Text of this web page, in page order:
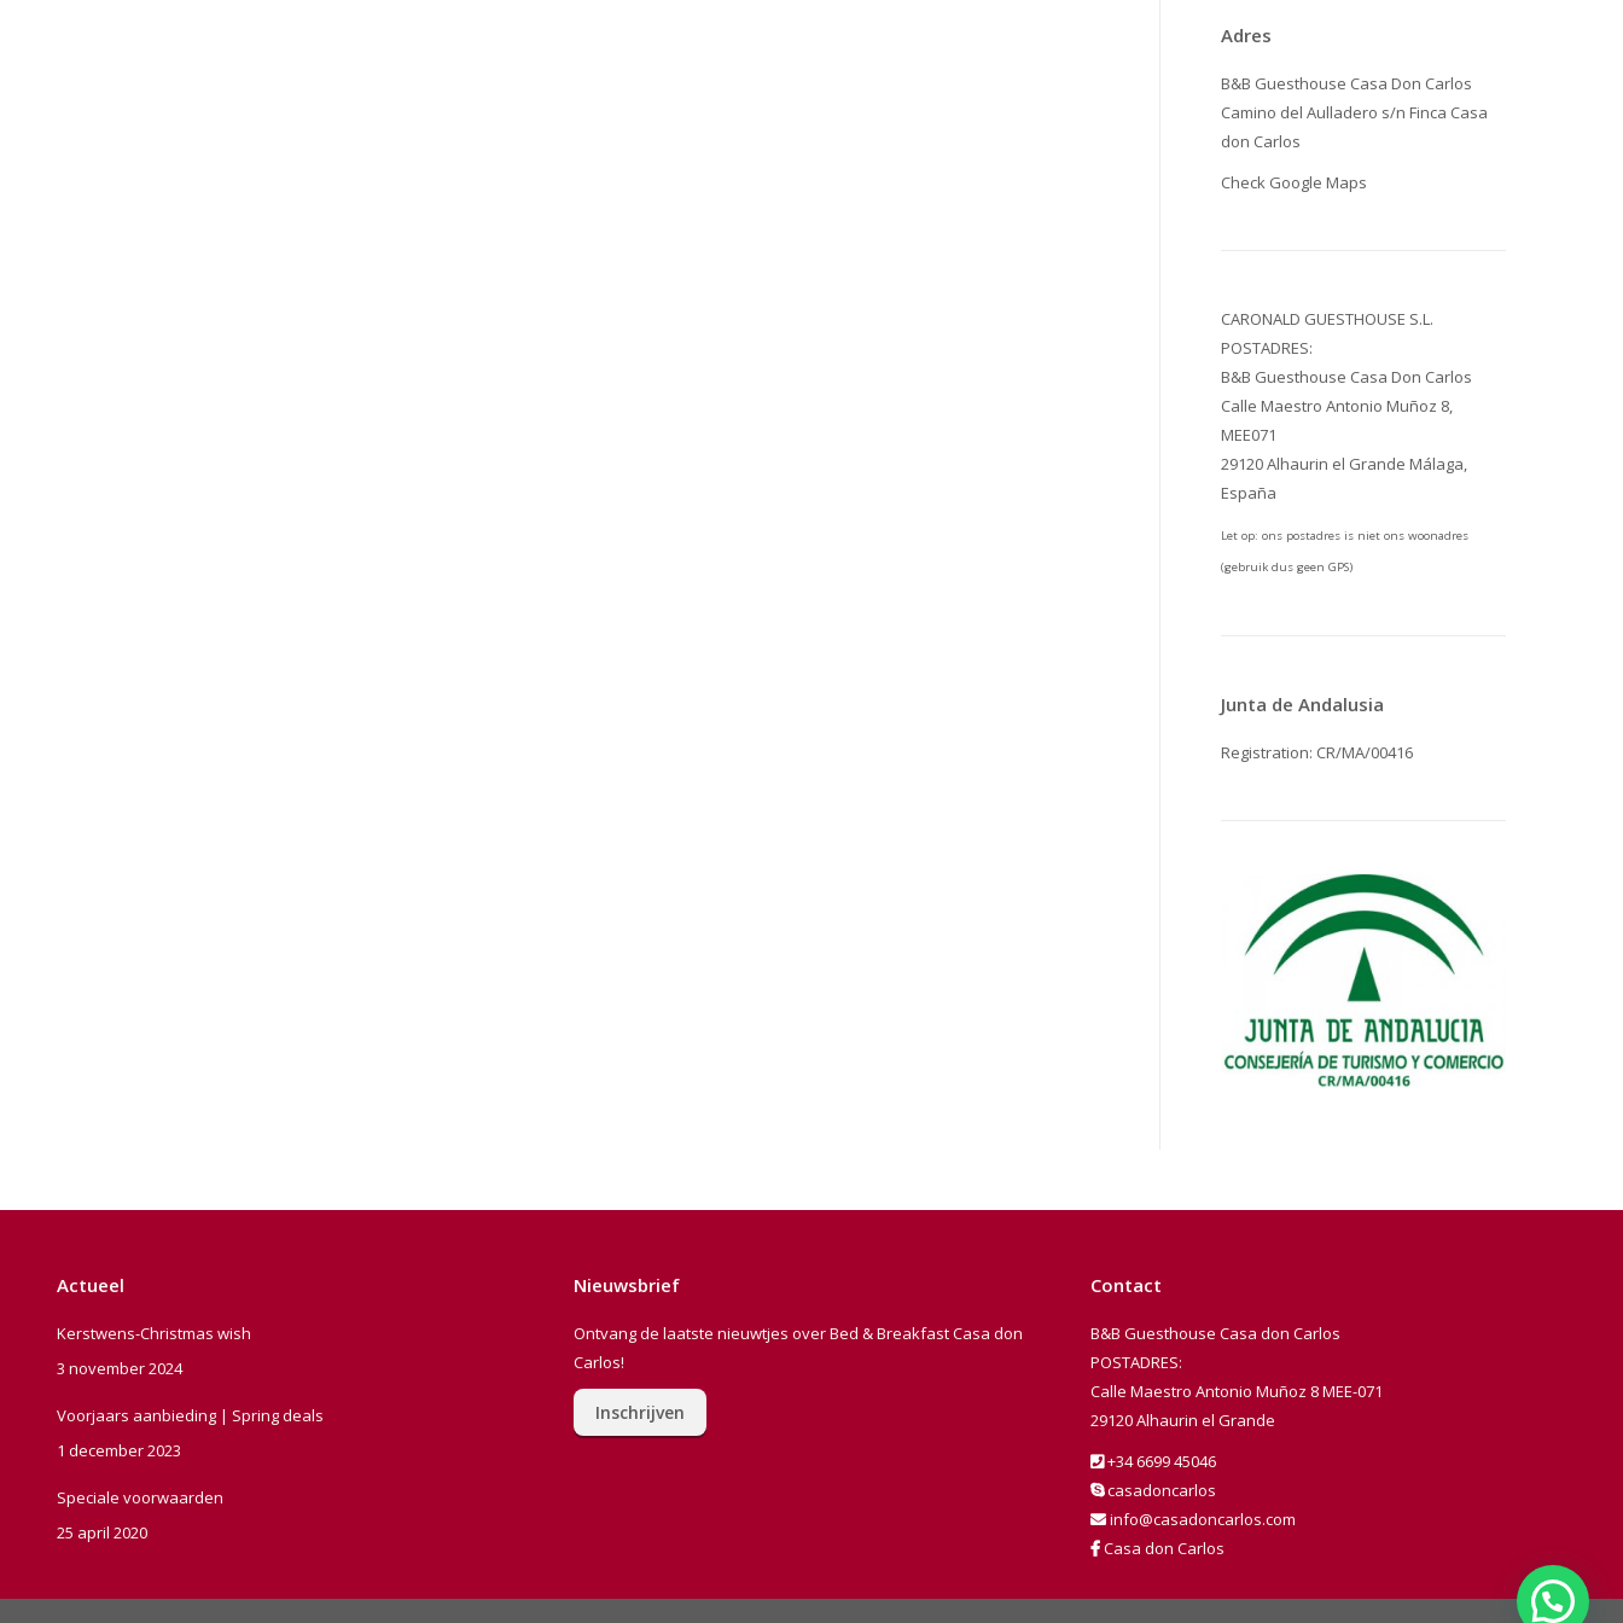
Adres
B&B Guesthouse Casa Don Carlos
Camino del Aulladero s/n Finca Casa
don Carlos
Check Google Maps
CARONALD GUESTHOUSE S.L.
POSTADRES:
B&B Guesthouse Casa Don Carlos
Calle Maestro Antonio Muñoz 8,
MEE071
29120 Alhaurin el Grande Málaga,
España
Let op: ons postadres is niet ons woonadres
(gebruik dus geen GPS)
Junta de Andalusia
Registration: CR/MA/00416
Actueel
Kerstwens-Christmas wish
3 november 2024
Voorjaars aanbieding | Spring deals
1 december 2023
Speciale voorwaarden
25 april 2020
Nieuwsbrief
Ontvang de laatste nieuwtjes over Bed & Breakfast Casa don
Carlos!
Inschrijven
Contact
B&B Guesthouse Casa don Carlos
POSTADRES:
Calle Maestro Antonio Muñoz 8 MEE-071
29120 Alhaurin el Grande
+34 6699 45046
casadoncarlos
info@casadoncarlos.com
Casa don Carlos